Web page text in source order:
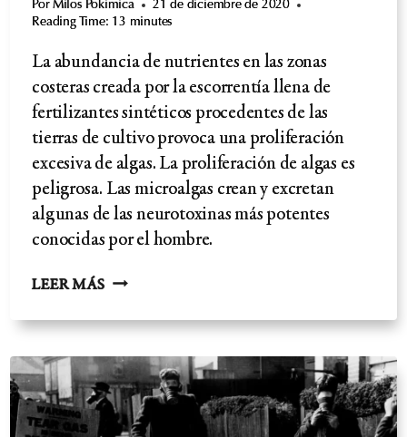
Por Milos Pokimica
21 de diciembre de 2020
Reading Time: 13 minutes
La abundancia de nutrientes en las zonas
costeras creada por la escorrentía llena de
fertilizantes sintéticos procedentes de las
tierras de cultivo provoca una proliferación
excesiva de algas. La proliferación de algas es
peligrosa. Las microalgas crean y excretan
algunas de las neurotoxinas más potentes
conocidas por el hombre.
LEER MÁSESCLEROSIS
AMIOTRÓFICA-
DE
ALGAS
CIANOBACTERIAS